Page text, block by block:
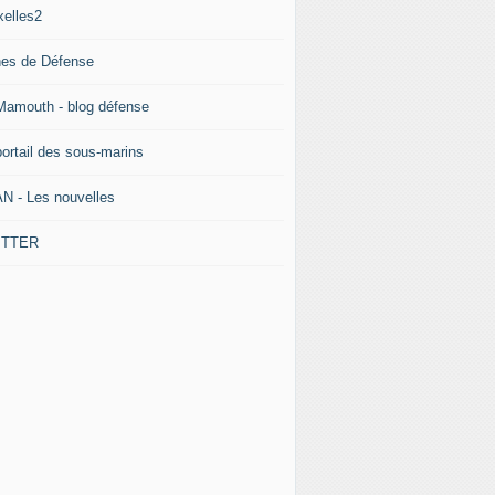
de Défense
- blog défense
des sous-marins
- Les nouvelles